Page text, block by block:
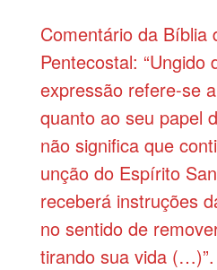
Comentário da Bíblia
Pentecostal: “Ungido
expressão refere-se
quanto ao seu papel
não significa que
unção do Espírito
receberá instruções
no sentido de
tirando sua vida (…)”.